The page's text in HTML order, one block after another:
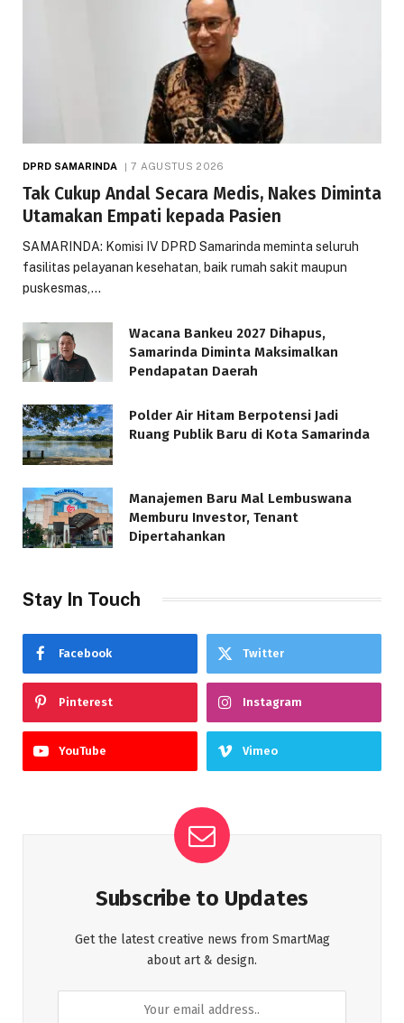
DPRD SAMARINDA 7 AGUSTUS 2026
Tak Cukup Andal Secara Medis, Nakes Diminta
Utamakan Empati kepada Pasien
SAMARINDA: Komisi IV DPRD Samarinda meminta seluruh
fasilitas pelayanan kesehatan, baik rumah sakit maupun
puskesmas,…
Wacana Bankeu 2027 Dihapus,
Samarinda Diminta Maksimalkan
Pendapatan Daerah
Polder Air Hitam Berpotensi Jadi
Ruang Publik Baru di Kota Samarinda
Manajemen Baru Mal Lembuswana
Memburu Investor, Tenant
Dipertahankan
Stay In Touch
Facebook Twitter
Pinterest Instagram
YouTube Vimeo
Subscribe to Updates
Get the latest creative news from SmartMag
about art & design.